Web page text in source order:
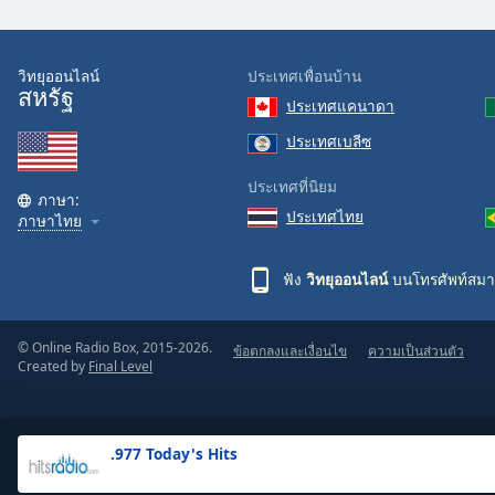
Text
Opacity
Background
.977 Today's Hits
วิทยุออนไลน์
สหรัฐ
ภาษา:
ภาษาไทย
ประเทศเพื่อนบ้าน
ประเทศแคนาดา
ประเทศเบลีซ
ประเทศที่นิยม
ประเทศไทย
ฟัง วิทยุออนไลน์บนโทรศัพท์สม
© Online Radio Box, 2015-2026.
Created by Final Level
ข้อตกลงและเงื่อนไข ความเป็นส่วนตัว